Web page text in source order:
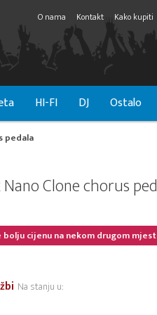
O nama Kontakt Kako kupiti
HI-FI DJ Ostalo
pedala
Clone chorus
cijenu na nekom drugom
Na stanju u: